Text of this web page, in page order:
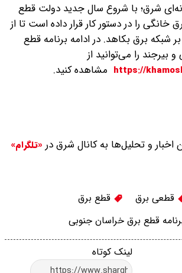
شرق؛ با شروع سال جدید دولت قطع
خانگی را در دستور کار قرار داده است تا از
شبکه برق بکاهد. در ادامه برنامه قطع
بیرجند را می‌توانید از
https:// مشاهده کنید.
اخبار و تحلیل‌ها به کانال شرق در «تلگرام»
قطعی برق
قطع برق
قطع برق خراسان جنوبی
لینک کوتاه